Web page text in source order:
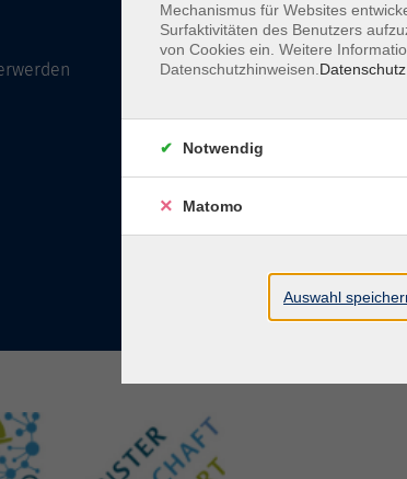
Aegidiistraße 70
48143 Münster
vhs@stadt-
Lage im Stadtplan
Mechanismus für Websites
Surfaktivitäten des Benutzers
von Cookies ein. Weitere
Datenschutzhinweisen. Datenschutz
Notwendig
Matomo
Auswahl